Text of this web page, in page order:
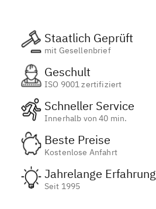
Staatlich Geprüft
mit Gesellenbrief
Geschult
ISO 9001 zertifiziert
Schneller Service
Innerhalb von 40 min.
Beste Preise
Kostenlose Anfahrt
Jahrelange Erfahrung
Seit 1995